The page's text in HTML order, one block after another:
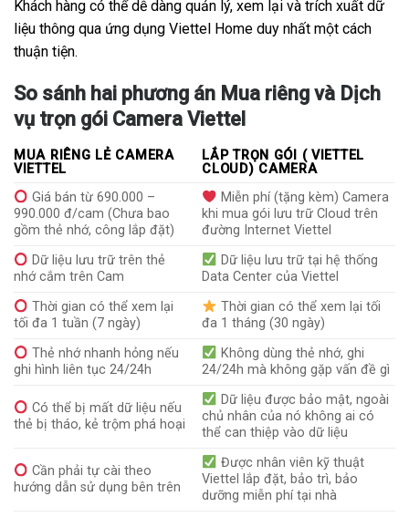
Khách hàng có thể dễ dàng quản lý, xem lại và trích xuất dữ
liệu thông qua ứng dụng Viettel Home duy nhất một cách
thuận tiện.
So sánh hai phương án Mua riêng và Dịch
vụ trọn gói Camera Viettel
MUA RIÊNG LẺ CAMERA
VIETTEL
LẮP TRỌN GÓI ( VIETTEL
CLOUD) CAMERA
Giá bán từ 690.000 –
990.000 đ/cam (Chưa bao
gồm thẻ nhớ, công lắp đặt)
Miễn phí (tặng kèm) Camera
khi mua gói lưu trữ Cloud trên
đường Internet Viettel
Dữ liệu lưu trữ trên thẻ
nhớ cắm trên Cam
Dữ liệu lưu trữ tại hệ thống
Data Center của Viettel
Thời gian có thể xem lại
tối đa 1 tuần (7 ngày)
Thời gian có thể xem lại tối
đa 1 tháng (30 ngày)
Thẻ nhớ nhanh hỏng nếu
ghi hình liên tục 24/24h
Không dùng thẻ nhớ, ghi
24/24h mà không gặp vấn đề gì
Có thể bị mất dữ liệu nếu
thẻ bị tháo, kẻ trộm phá hoại
Dữ liệu được bảo mật, ngoài
chủ nhân của nó không ai có
thể can thiệp vào dữ liệu
Cần phải tự cài theo
hướng dẫn sử dụng bên trên
Được nhân viên kỹ thuật
Viettel lắp đặt, bảo trì, bảo
dưỡng miễn phí tại nhà